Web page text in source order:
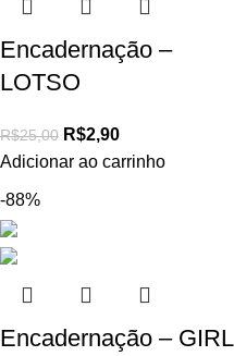
Encadernação –
LOTSO
R$25,00 R$2,90
Adicionar ao carrinho
-88%
Encadernação – GIRL